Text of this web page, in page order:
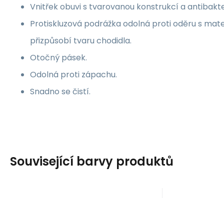
Vnitřek obuvi s tvarovanou konstrukcí a
Protiskluzová podrážka odolná proti oděru s
přizpůsobí tvaru chodidla.
Otočný pásek.
Odolná proti zápachu.
Snadno se čistí.
Související barvy produktů